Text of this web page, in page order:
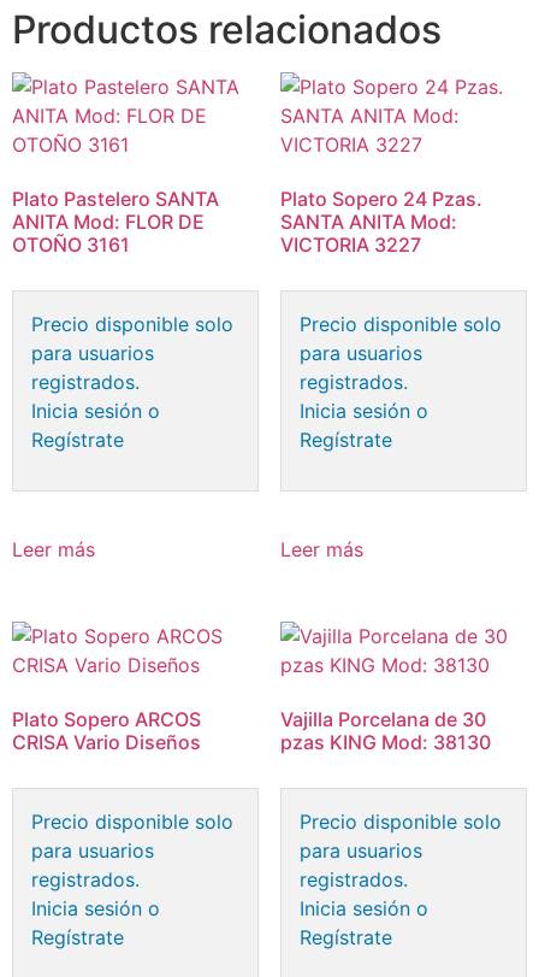
Productos relacionados
Plato Pastelero SANTA
ANITA Mod: FLOR DE
OTOÑO 3161
Precio disponible solo
para usuarios
registrados.
Inicia sesión o
Regístrate
Leer más
Plato Sopero 24 Pzas.
SANTA ANITA Mod:
VICTORIA 3227
Precio disponible solo
para usuarios
registrados.
Inicia sesión o
Regístrate
Leer más
Plato Sopero ARCOS
CRISA Vario Diseños
Precio disponible solo
para usuarios
registrados.
Inicia sesión o
Regístrate
Vajilla Porcelana de 30
pzas KING Mod: 38130
Precio disponible solo
para usuarios
registrados.
Inicia sesión o
Regístrate